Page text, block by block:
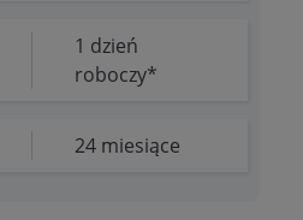
1 dzień
roboczy*
24 miesiące